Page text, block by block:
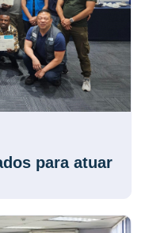
para atuar